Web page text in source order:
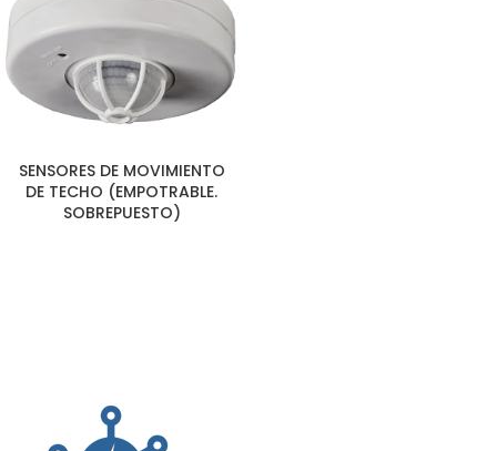
SENSORES DE MOVIMIENTO
DE TECHO (EMPOTRABLE.
SOBREPUESTO)